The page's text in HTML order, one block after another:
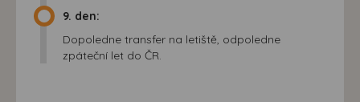
9. den:
Dopoledne transfer na letiště, odpoledne
zpáteční let do ČR.